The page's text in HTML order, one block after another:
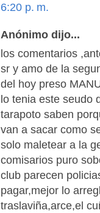
6:20 p. m.
Anónimo dijo...
los comentarios
sr y amo de la
del hoy preso
lo tenia este seudo
tarapoto saben
van a sacar como
solo maletear a la
comisarios puro
club parecen
pagar,mejor lo
traslaviña,arce,el